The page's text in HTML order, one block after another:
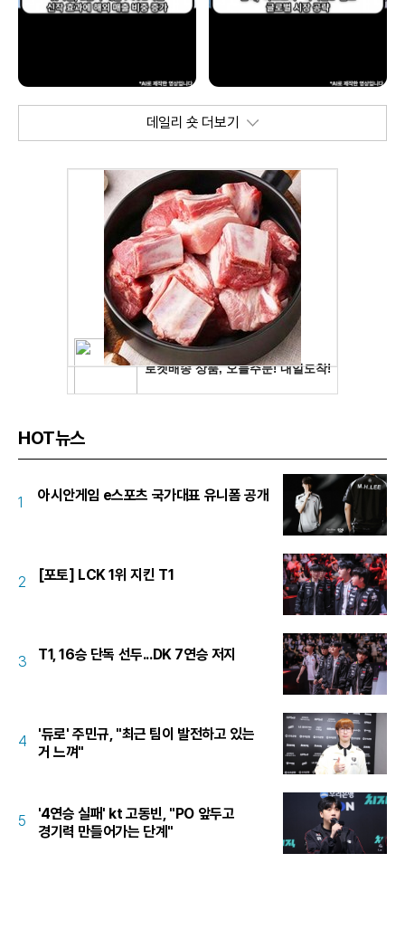
데일리 숏 더보기
HOT뉴스
1 아시안게임 e스포츠 국가대표 유니폼 공개
2 [포토] LCK 1위 지킨 T1
3 T1, 16승 단독 선두...DK 7연승 저지
4
'듀로' 주민규, "최근 팀이 발전하고 있는
거 느껴"
5
'4연승 실패' kt 고동빈, "PO 앞두고
경기력 만들어가는 단계"